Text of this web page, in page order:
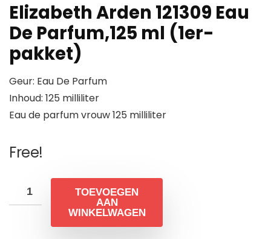
Elizabeth Arden 121309 Eau
De Parfum,125 ml (1er-
pakket)
Geur: Eau De Parfum
Inhoud: 125 milliliter
Eau de parfum vrouw 125 milliliter
Free!
TOEVOEGEN
AAN
WINKELWAGEN